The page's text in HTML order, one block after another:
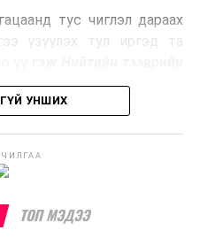
технологийг лагийн
тус чиглэл дараах
үзүүлэх тул иргэд та
УНШИХ
ТОП МЭДЭЭ